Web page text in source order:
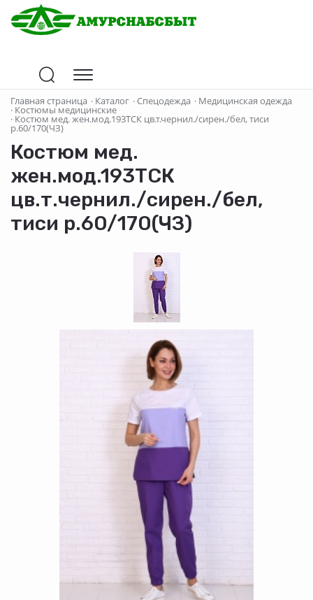
Главная страница · Каталог ·Спецодежда · Медицинская одежда
· Костюмы медицинские
· Костюм мед. жен.мод.193ТСК цв.т.чернил./сирен./бел, тиси
р.60/170(ЧЗ)
Костюм мед.
жен.мод.193ТСК
цв.т.чернил./сирен./бел,
тиси р.60/170(ЧЗ)